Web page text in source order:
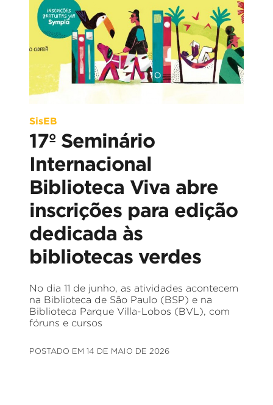
SisEB
17º Seminário
Internacional
Biblioteca Viva abre
inscrições para edição
dedicada às
bibliotecas verdes
No dia 11 de junho, as atividades acontecem
na Biblioteca de São Paulo (BSP) e na
Biblioteca Parque Villa-Lobos (BVL), com
fóruns e cursos
POSTADO EM 14 DE MAIO DE 2026